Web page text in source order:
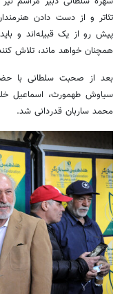
تئاتر و از دست دادن
پیش رو از یک قبیله‌اند و
همچنان خواهد ماند، تلاش
بعد از صحبت سلطانی با
سیاوش طهمورث، اسماعیل
محمد ساربان قدردانی شد.